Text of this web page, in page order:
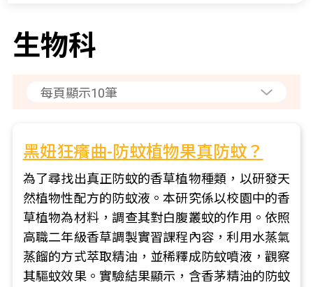
生物科
黑妞狂癢曲-防蚊植物果真防蚊？
為了尋找出真正防蚊的香草植物種類，以研發天
然植物性配方的防蚊液。本研究係以校園中的香
草植物為材料，調查其對白腹叢蚊的作用。依照
高職二年級香草調製實習課程內容，利用水蒸氣
蒸餾的方式萃取精油，並稀釋成防蚊噴液，觀察
其驅蚊效果。實驗結果顯示，含香茅精油的防蚊